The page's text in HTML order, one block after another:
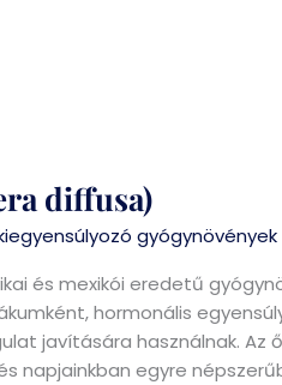
diffusa)
gyógynövények
és mexikói eredetű
hormonális
javítására használnak. Az
napjainkban egyre